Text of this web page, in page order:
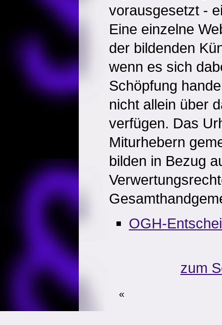
vorausgesetzt -
Eine einzelne
der bildenden
wenn es sich
Schöpfung
nicht allein über
verfügen. Das
Miturhebern
bilden in Bezug
OGH-
zum
«